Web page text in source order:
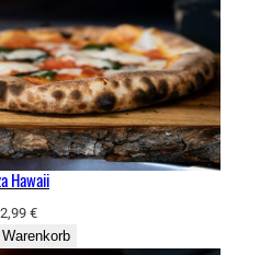
Hawaii
€
Warenkorb